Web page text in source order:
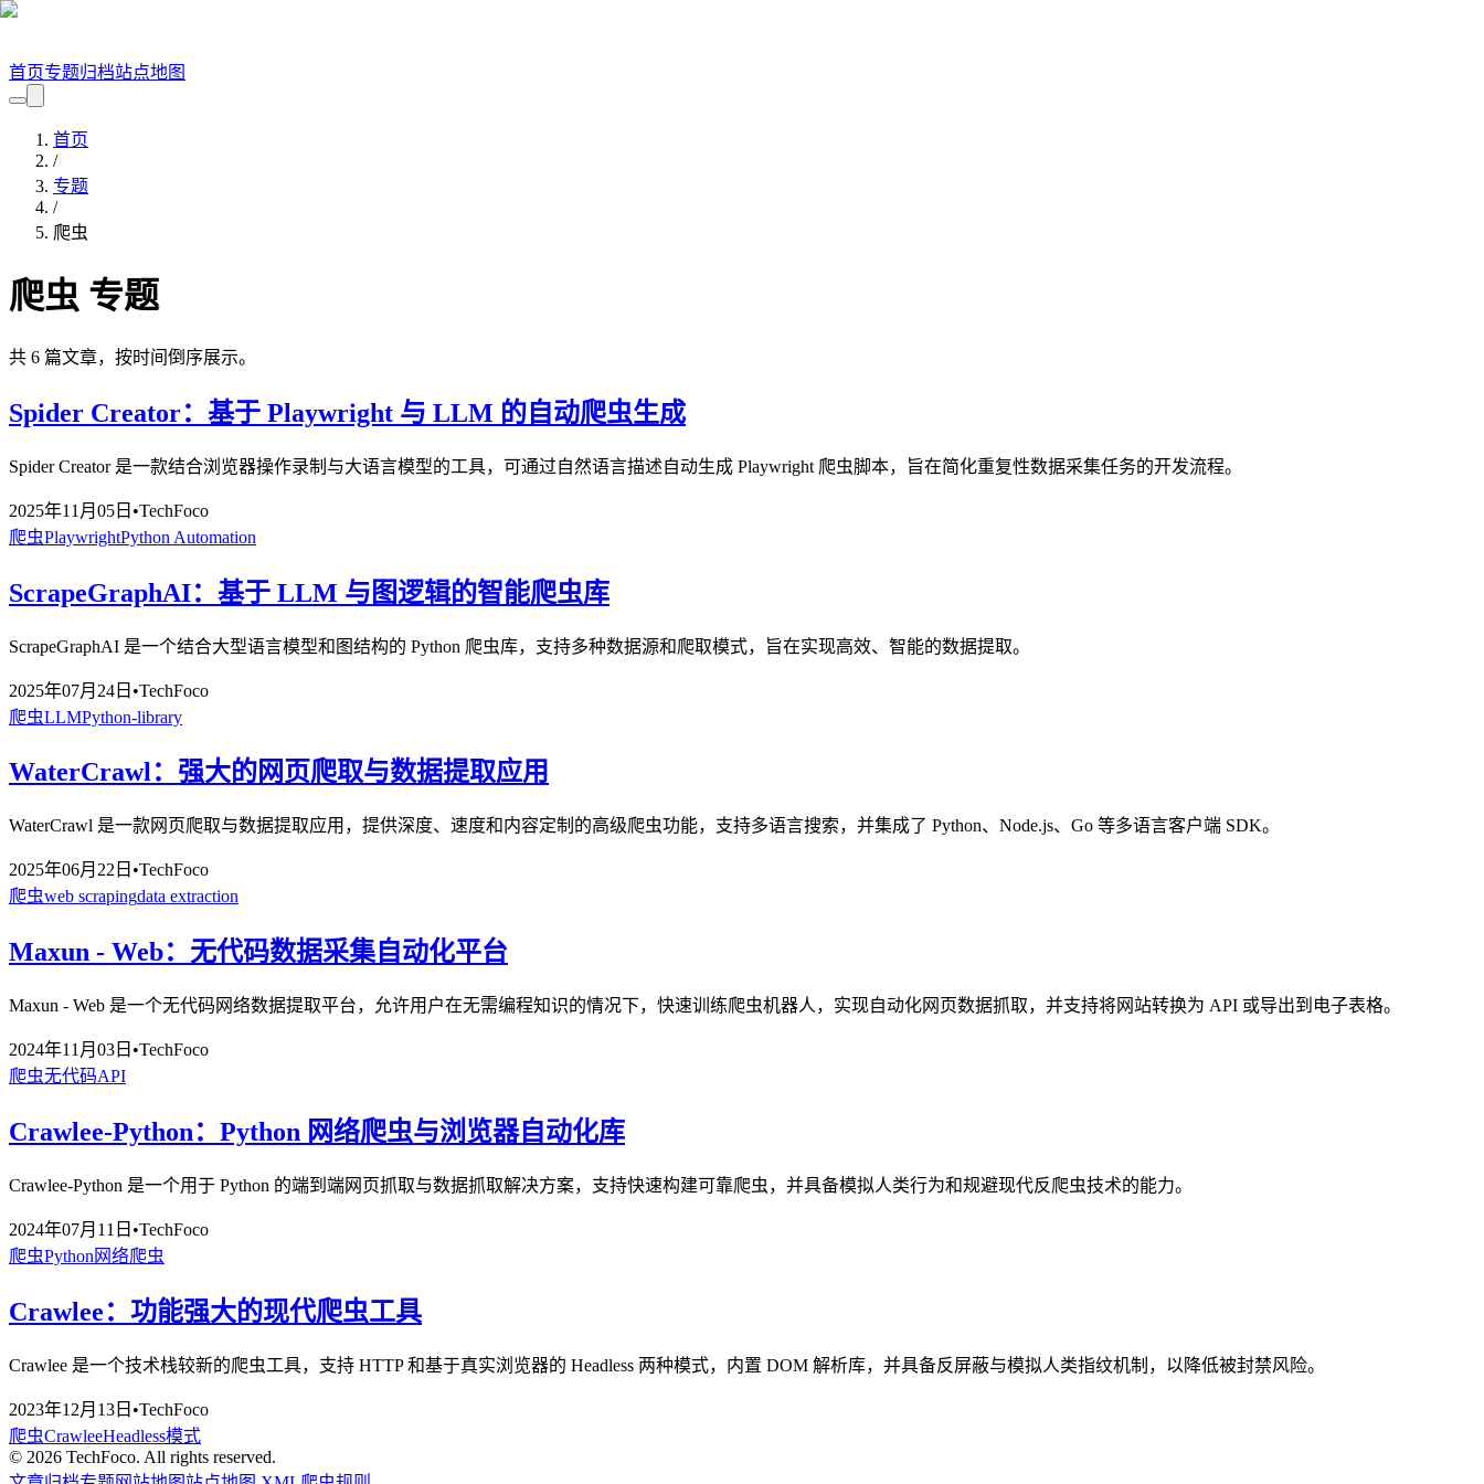
首页专题归档站点地图
首页
/
专题
/
爬虫
爬虫 专题
共 6 篇文章，按时间倒序展示。
Spider Creator：基于 Playwright 与 LLM 的自动爬虫生成
Spider Creator 是一款结合浏览器操作录制与大语言模型的工具，可通过自然语言描述自动生成 Playwright 爬虫脚本，旨在简化重复性数据采集任务的开发流程。
2025年11月05日 •TechFoco
爬虫PlaywrightPython Automation
ScrapeGraphAI：基于 LLM 与图逻辑的智能爬虫库
ScrapeGraphAI 是一个结合大型语言模型和图结构的 Python 爬虫库，支持多种数据源和爬取模式，旨在实现高效、智能的数据提取。
2025年07月24日 •TechFoco
爬虫LLMPython-library
WaterCrawl：强大的网页爬取与数据提取应用
WaterCrawl 是一款网页爬取与数据提取应用，提供深度、速度和内容定制的高级爬虫功能，支持多语言搜索，并集成了 Python、Node.js、Go 等多语言客户端 SDK。
2025年06月22日 •TechFoco
爬虫web scrapingdata extraction
Maxun - Web：无代码数据采集自动化平台
Maxun - Web 是一个无代码网络数据提取平台，允许用户在无需编程知识的情况下，快速训练爬虫机器人，实现自动化网页数据抓取，并支持将网站转换为 API 或导出到电子表格。
2024年11月03日 •TechFoco
爬虫无代码API
Crawlee-Python：Python 网络爬虫与浏览器自动化库
Crawlee-Python 是一个用于 Python 的端到端网页抓取与数据抓取解决方案，支持快速构建可靠爬虫，并具备模拟人类行为和规避现代反爬虫技术的能力。
2024年07月11日 •TechFoco
爬虫Python 网络爬虫
Crawlee：功能强大的现代爬虫工具
Crawlee 是一个技术栈较新的爬虫工具，支持 HTTP 和基于真实浏览器的 Headless 两种模式，内置 DOM 解析库，并具备反屏蔽与模拟人类指纹机制，以降低被封禁风险。
2023年12月13日 •TechFoco
爬虫CrawleeHeadless模式
© 2026 TechFoco. All rights reserved.